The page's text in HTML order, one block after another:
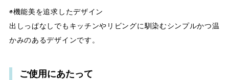
◉機能美を追求したデザイン
出しっぱなしでもキッチンやリビングに馴染むシンプルかつ温
かみのあるデザインです。
ご使用にあたって